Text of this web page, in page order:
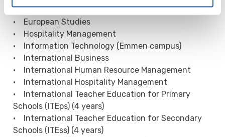
• Entrepreneurship and Retail Management
• European Studies
• Hospitality Management
• Information Technology (Emmen campus)
• International Business
• International Human Resource Management
• International Hospitality Management
• International Teacher Education for Primary
Schools (ITEps) (4 years)
• International Teacher Education for Secondary
Schools (ITEss) (4 years)